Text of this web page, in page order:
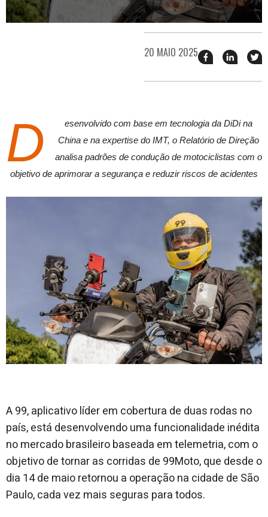
20 MAIO 2025 Compartilhar
esse
no
esse
no
D
esenvolvido com base em tecnologia da DiDi na
China e na expertise do IMT, o Relatório de Direção
analisa padrões de condução de motociclistas com o
objetivo de aprimorar a segurança e reduzir riscos de acidentes
A 99, aplicativo líder em cobertura de duas rodas no
país, está desenvolvendo uma funcionalidade inédita
no mercado brasileiro baseada em telemetria, com o
objetivo de tornar as corridas de 99Moto, que desde o
dia 14 de maio retornou a operação na cidade de São
Paulo, cada vez mais seguras para todos.